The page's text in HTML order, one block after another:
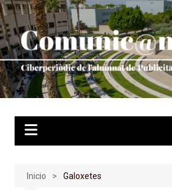
Saltar
al
contenido
Inicio Galoxetes